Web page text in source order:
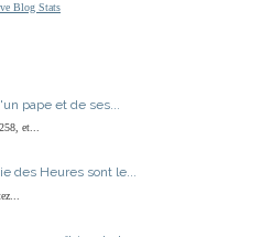
Blog Stats
pape et de ses...
et...
des Heures sont le...